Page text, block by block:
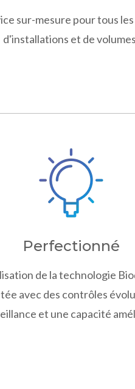
sur-mesure pour tous
d'installations et de
Perfectionné
de la technologie
avec des contrôles
et une capacité